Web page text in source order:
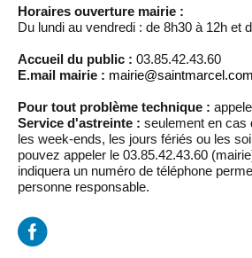
Horaires ouverture mairie :
Du lundi au vendredi : de 8h30 à 12h et
Accueil du public : 03.85.42.43.60
E.mail mairie : mairie@saintmarcel.com
Pour tout problème technique :
Service d'astreinte : seulement en cas
les week-ends, les jours fériés ou les
pouvez appeler le 03.85.42.43.60
indiquera un numéro de téléphone
personne responsable.